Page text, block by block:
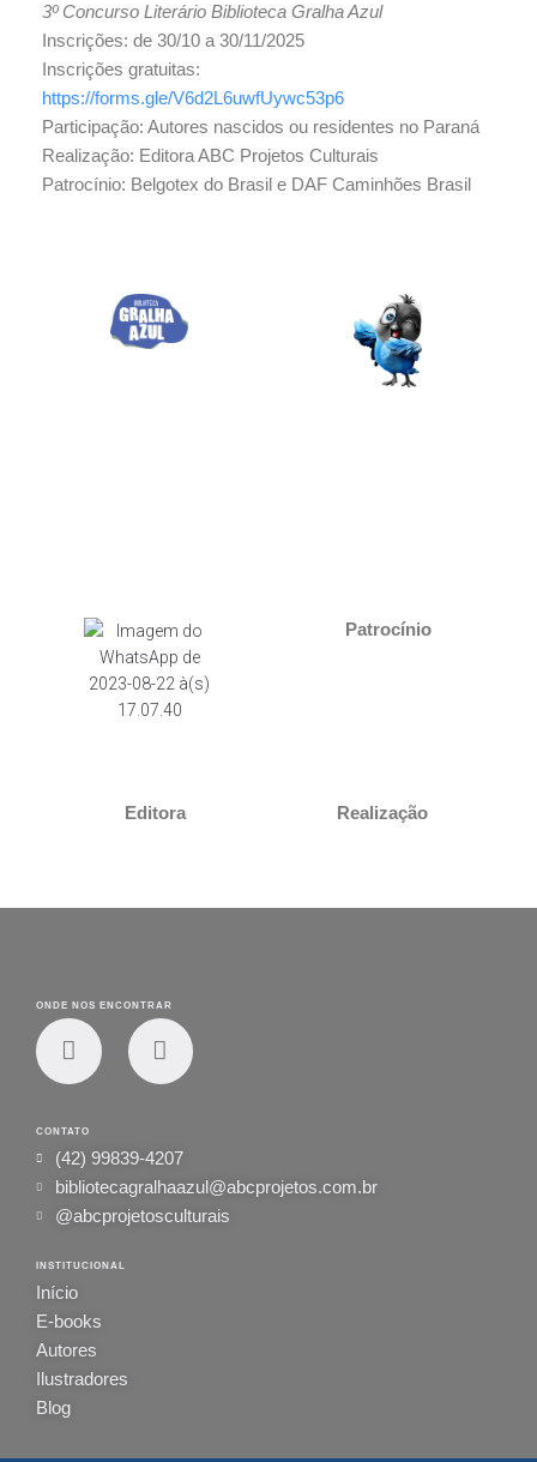
3º Concurso Literário Biblioteca Gralha Azul
Inscrições: de 30/10 a 30/11/2025
Inscrições gratuitas:
https://forms.gle/V6d2L6uwfUywc53p6
Participação: Autores nascidos ou residentes no Paraná
Realização: Editora ABC Projetos Culturais
Patrocínio: Belgotex do Brasil e DAF Caminhões Brasil
Patrocínio
Editora Realização
ONDE NOS ENCONTRAR
CONTATO
(42) 99839-4207
bibliotecagralhaazul@abcprojetos.com.br
@abcprojetosculturais
INSTITUCIONAL
Início
E-books
Autores
Ilustradores
Blog